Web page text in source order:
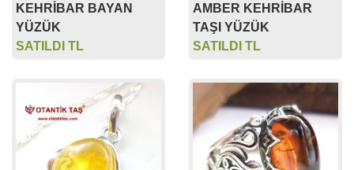
KEHRİBAR BAYAN
YÜZÜK
SATILDI TL
AMBER KEHRİBAR
TAŞI YÜZÜK
SATILDI TL